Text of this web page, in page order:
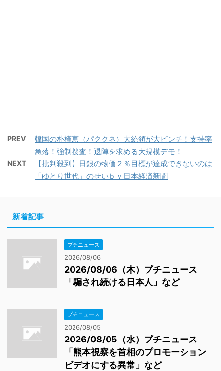
PREV
韓国の朴槿恵（パククネ）大統領が大ピンチ！支持率
急落！強制捜査！退陣を求める大規模デモ！
NEXT
【批判殺到】日銀の物価２％目標が達成できないのは
「ゆとり世代」のせいｂｙ日本経済新聞
新着記事
プチニュース
2026/08/06
2026/08/06（木）プチニュース
「騙され続ける日本人」など
プチニュース
2026/08/05
2026/08/05（水）プチニュース
「熊本視察を首相のプロモーション
ビデオにする異常」など